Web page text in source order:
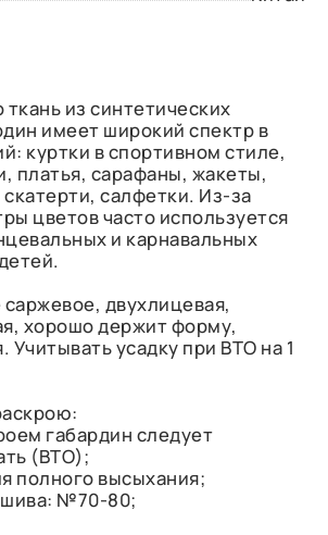
из синтетических
имеет широкий спектр в
куртки в спортивном стиле,
платья, сарафаны, жакеты,
салфетки. Из-за
цветов часто используется
и карнавальных
двухлицевая,
хорошо держит форму,
Учитывать усадку при ВТО на 1
габардин следует
(ВТО);
полного высыхания;
№70-80;